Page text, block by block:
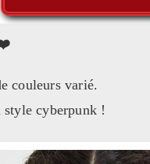
couleurs varié.
style cyberpunk !